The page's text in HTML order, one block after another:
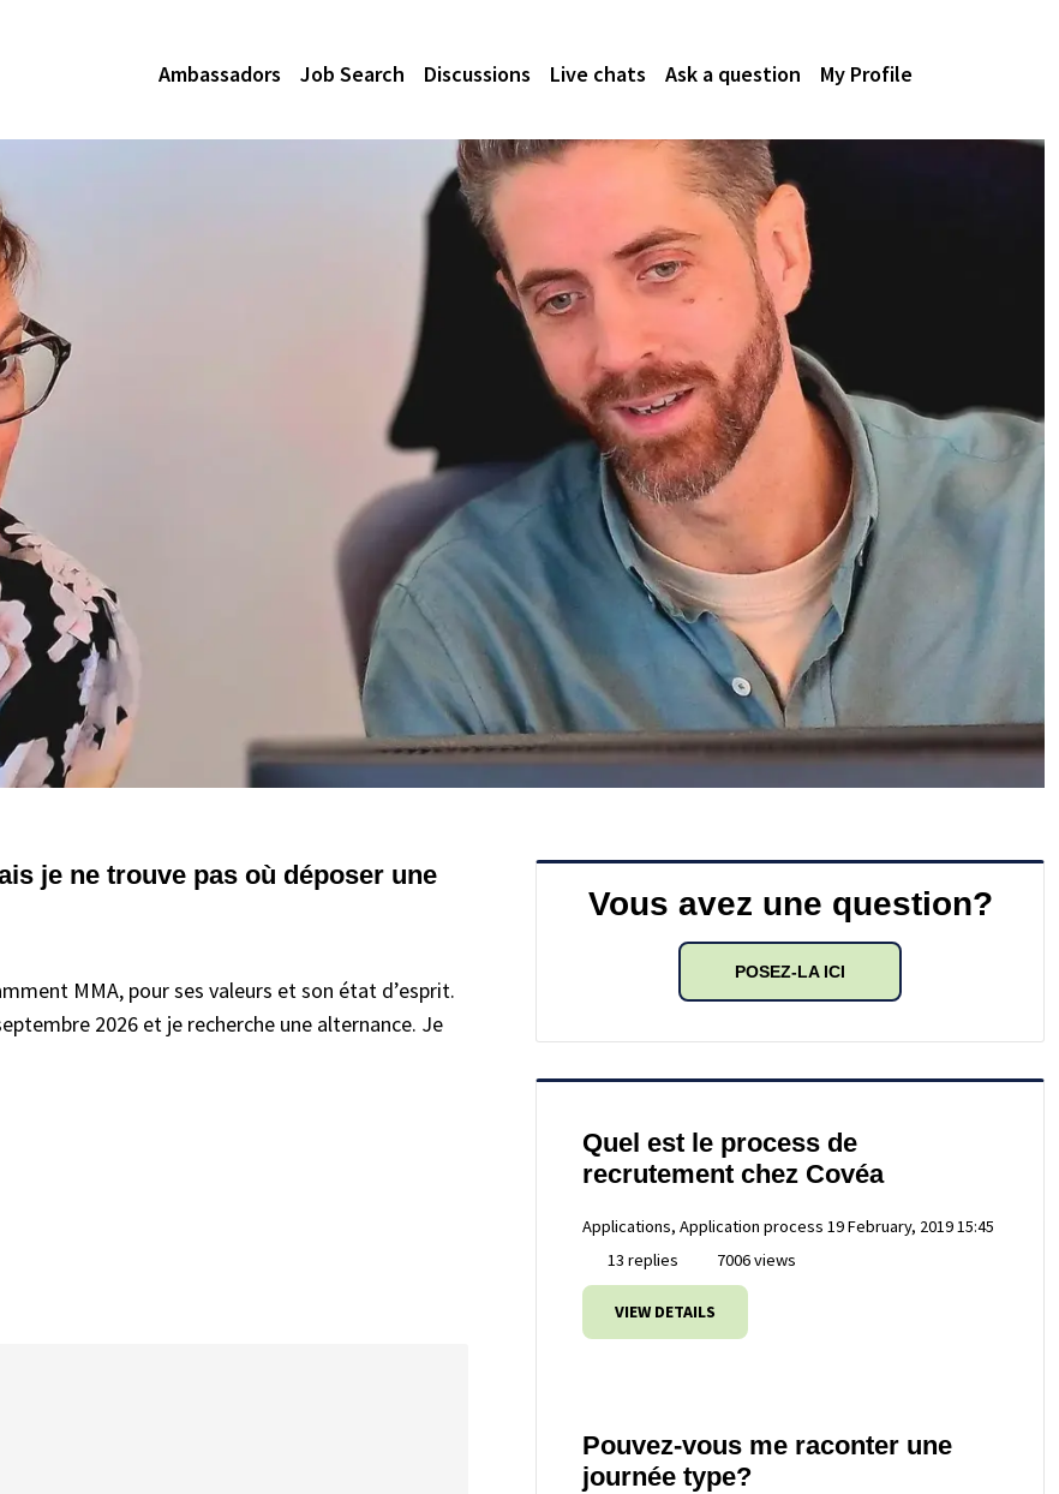
Ambassadors Job Search Discussions Live chats Ask a question My Profile
je ne trouve pas où déposer une
MMA, pour ses valeurs et son état d’esprit.
2026 et je recherche une alternance. Je
Vous avez une question?
POSEZ-LA ICI
Quel est le process de
recrutement chez Covéa
Applications, Application process 19 February, 2019 15:45
13 replies
7006 views
VIEW DETAILS
Pouvez-vous me raconter une
journée type?